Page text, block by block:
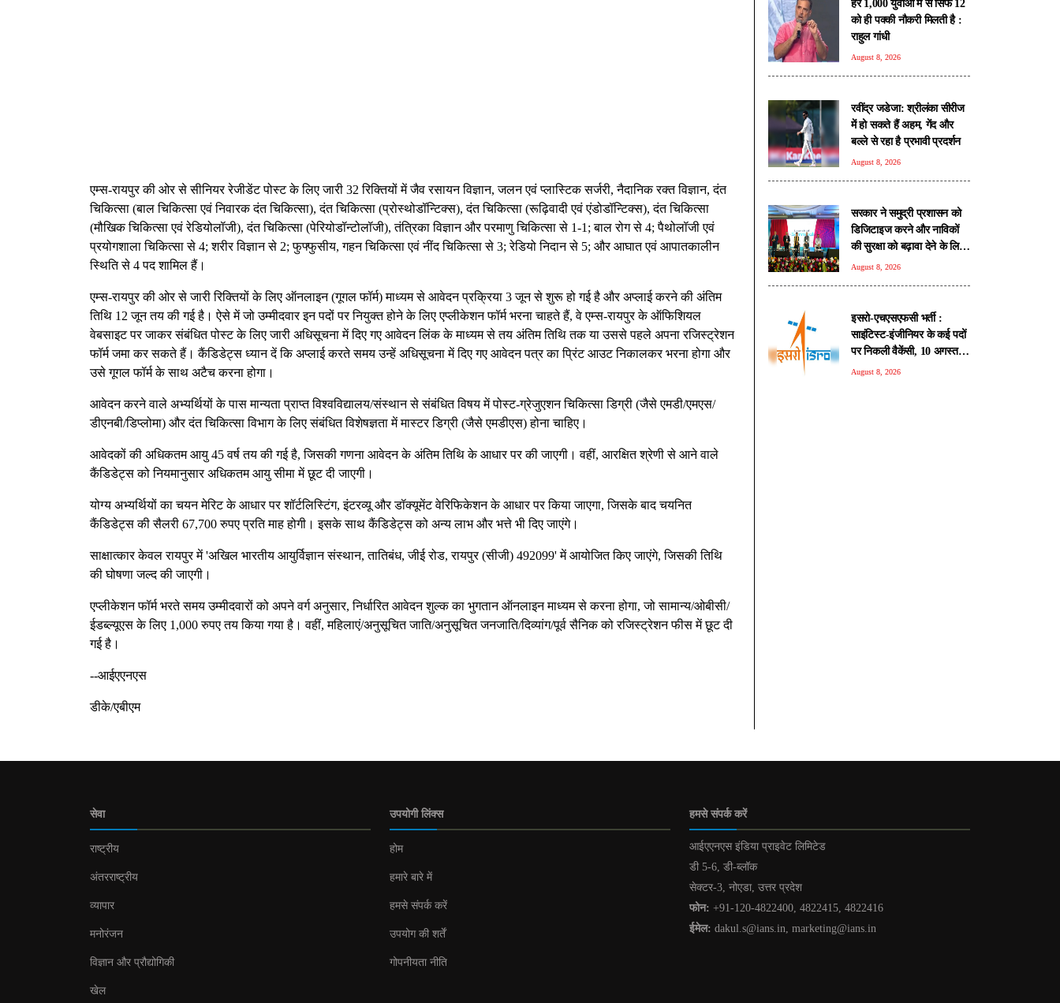
एम्स-रायपुर की ओर से सीनियर रेजीडेंट पोस्ट के लिए जारी 32 रिक्तियों में जैव रसायन विज्ञान, जलन एवं प्लास्टिक सर्जरी, नैदानिक ​​रक्त विज्ञान, दंत
चिकित्सा (बाल चिकित्सा एवं निवारक दंत चिकित्सा), दंत चिकित्सा (प्रोस्थोडॉन्टिक्स), दंत चिकित्सा (रूढ़िवादी एवं एंडोडॉन्टिक्स), दंत चिकित्सा
(मौखिक चिकित्सा एवं रेडियोलॉजी), दंत चिकित्सा (पेरियोडॉन्टोलॉजी), तंत्रिका विज्ञान और परमाणु चिकित्सा से 1-1; बाल रोग से 4; पैथोलॉजी एवं
प्रयोगशाला चिकित्सा से 4; शरीर विज्ञान से 2; फुफ्फुसीय, गहन चिकित्सा एवं नींद चिकित्सा से 3; रेडियो निदान से 5; और आघात एवं आपातकालीन
स्थिति से 4 पद शामिल हैं।
एम्स-रायपुर की ओर से जारी रिक्तियों के लिए ऑनलाइन (गूगल फॉर्म) माध्यम से आवेदन प्रक्रिया 3 जून से शुरू हो गई है और अप्लाई करने की अंतिम
तिथि 12 जून तय की गई है। ऐसे में जो उम्मीदवार इन पदों पर नियुक्त होने के लिए एप्लीकेशन फॉर्म भरना चाहते हैं, वे एम्स-रायपुर के ऑफिशियल
वेबसाइट पर जाकर संबंधित पोस्ट के लिए जारी अधिसूचना में दिए गए आवेदन लिंक के माध्यम से तय अंतिम तिथि तक या उससे पहले अपना रजिस्ट्रेशन
फॉर्म जमा कर सकते हैं। कैंडिडेट्स ध्यान दें कि अप्लाई करते समय उन्हें अधिसूचना में दिए गए आवेदन पत्र का प्रिंट आउट निकालकर भरना होगा और
उसे गूगल फॉर्म के साथ अटैच करना होगा।
आवेदन करने वाले अभ्यर्थियों के पास मान्यता प्राप्त विश्वविद्यालय/संस्थान से संबंधित विषय में पोस्ट-ग्रेजुएशन चिकित्सा डिग्री (जैसे एमडी/एमएस/
डीएनबी/डिप्लोमा) और दंत चिकित्सा विभाग के लिए संबंधित विशेषज्ञता में मास्टर डिग्री (जैसे एमडीएस) होना चाहिए।
आवेदकों की अधिकतम आयु 45 वर्ष तय की गई है, जिसकी गणना आवेदन के अंतिम तिथि के आधार पर की जाएगी। वहीं, आरक्षित श्रेणी से आने वाले
कैंडिडेट्स को नियमानुसार अधिकतम आयु सीमा में छूट दी जाएगी।
योग्य अभ्यर्थियों का चयन मेरिट के आधार पर शॉर्टलिस्टिंग, इंटरव्यू और डॉक्यूमेंट वेरिफिकेशन के आधार पर किया जाएगा, जिसके बाद चयनित
कैंडिडेट्स की सैलरी 67,700 रुपए प्रति माह होगी। इसके साथ कैंडिडेट्स को अन्य लाभ और भत्ते भी दिए जाएंगे।
साक्षात्कार केवल रायपुर में 'अखिल भारतीय आयुर्विज्ञान संस्थान, तातिबंध, जीई रोड, रायपुर (सीजी) 492099' में आयोजित किए जाएंगे, जिसकी तिथि
की घोषणा जल्द की जाएगी।
एप्लीकेशन फॉर्म भरते समय उम्मीदवारों को अपने वर्ग अनुसार, निर्धारित आवेदन शुल्क का भुगतान ऑनलाइन माध्यम से करना होगा, जो सामान्य/ओबीसी/
ईडब्ल्यूएस के लिए 1,000 रुपए तय किया गया है। वहीं, महिलाएं/अनुसूचित जाति/अनुसूचित जनजाति/दिव्यांग/पूर्व सैनिक को रजिस्ट्रेशन फीस में छूट दी
गई है।
--आईएएनएस
डीके/एबीएम
हर 1,000 युवाओं में से सिर्फ 12
को ही पक्की नौकरी मिलती है :
राहुल गांधी
August 8, 2026
रवींद्र जडेजा: श्रीलंका सीरीज
में हो सकते हैं अहम, गेंद और
बल्ले से रहा है प्रभावी प्रदर्शन
August 8, 2026
सरकार ने समुद्री प्रशासन को
डिजिटाइज करने और नाविकों
की सुरक्षा को बढ़ावा देने के लिए
लॉन्च किया 'ई-समुद्र' प्लेटफॉर्म
August 8, 2026
इसरो-एचएसएफसी भर्ती :
साइंटिस्ट-इंजीनियर के कई पदों
पर निकली वैकेंसी, 10 अगस्त से
आवेदन प्रक्रिया शुरू
August 8, 2026
सेवा
राष्ट्रीय
अंतरराष्ट्रीय
व्यापार
मनोरंजन
विज्ञान और प्रौद्योगिकी
खेल
उपयोगी लिंक्स
होम
हमारे बारे में
हमसे संपर्क करें
उपयोग की शर्तें
गोपनीयता नीति
हमसे संपर्क करें
आईएएनएस इंडिया प्राइवेट लिमिटेड
डी 5-6, डी-ब्लॉक
सेक्टर-3, नोएडा, उत्तर प्रदेश
फोन: +91-120-4822400, 4822415, 4822416
ईमेल: dakul.s@ians.in, marketing@ians.in